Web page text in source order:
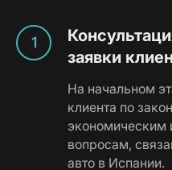
заявки
На начальном
клиента по
экономическим
вопросам,
авто в Испании.